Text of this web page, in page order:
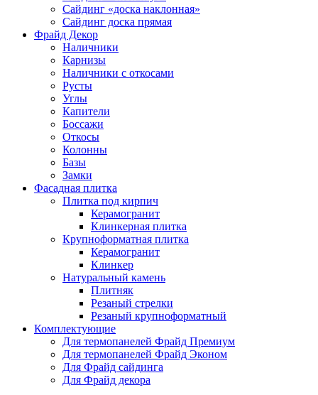
Сайдинг «доска наклонная»
Сайдинг доска прямая
Фрайд Декор
Наличники
Карнизы
Наличники с откосами
Русты
Углы
Капители
Боссажи
Откосы
Колонны
Базы
Замки
Фасадная плитка
Плитка под кирпич
Керамогранит
Клинкерная плитка
Крупноформатная плитка
Керамогранит
Клинкер
Натуральный камень
Плитняк
Резаный стрелки
Резаный крупноформатный
Комплектующие
Для термопанелей Фрайд Премиум
Для термопанелей Фрайд Эконом
Для Фрайд сайдинга
Для Фрайд декора